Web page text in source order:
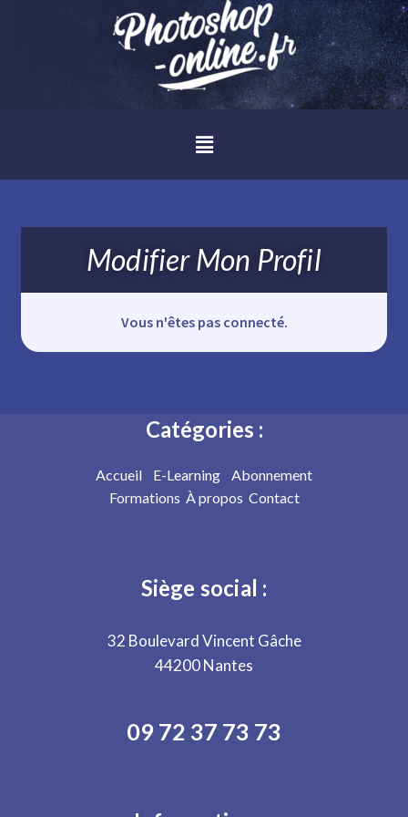
Modifier Mon Profil
Vous n'êtes pas connecté.
Catégories :
Accueil E-Learning
Abonnement
Formations À propos Contact
Siège social :
32 Boulevard Vincent Gâche
44200 Nantes
09 72 37 73 73